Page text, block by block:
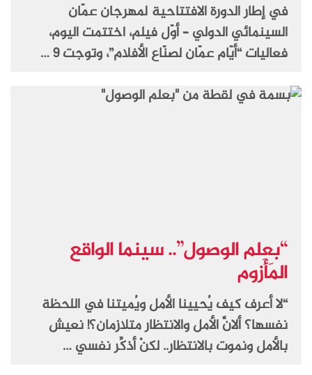
في إطار الدورة الافتتاحية لمهرجان عمّان
السينمائي الدولي – أوّل فيلم، اختتمت اليوم،
فعاليات “أيّام عمّان لصنّاع الأفلام”، وتوجت 9 …
“بعِلم الوصول”.. سينما الواقع
المَأزوم
“لا أعرف كيف يُحيينا الأمل ويُميتنا في اللحظة
نفسها؟ ألانَّ الأمل والانتظار متلازمان؟! نعيش
بالأمل ونموت بالانتظار.. لكنْ أذكِّر نفسي …